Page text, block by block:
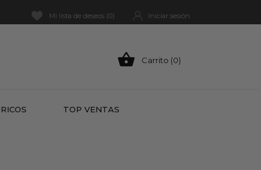
Mi lista de deseos (0) Iniciar sesión
 Carrito (0)
TOP VENTAS